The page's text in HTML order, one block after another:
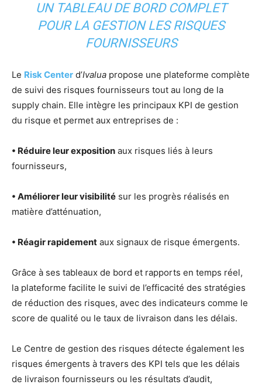
UN TABLEAU DE BORD COMPLET
POUR LA GESTION LES RISQUES
FOURNISSEURS
Le Risk Center d’Ivalua propose une plateforme complète
de suivi des risques fournisseurs tout au long de la
supply chain. Elle intègre les principaux KPI de gestion
du risque et permet aux entreprises de :
• Réduire leur exposition aux risques liés à leurs
fournisseurs,
• Améliorer leur visibilité sur les progrès réalisés en
matière d’atténuation,
• Réagir rapidement aux signaux de risque émergents.
Grâce à ses tableaux de bord et rapports en temps réel,
la plateforme facilite le suivi de l’efficacité des stratégies
de réduction des risques, avec des indicateurs comme le
score de qualité ou le taux de livraison dans les délais.
Le Centre de gestion des risques détecte également les
risques émergents à travers des KPI tels que les délais
de livraison fournisseurs ou les résultats d’audit,